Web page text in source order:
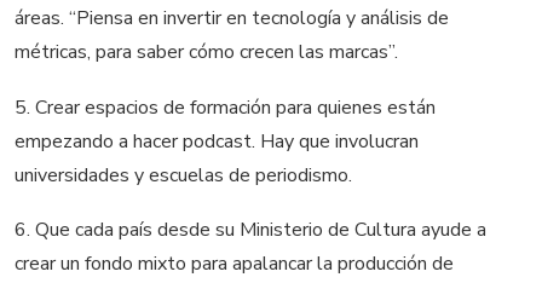
áreas. “Piensa en invertir en tecnología y análisis de
métricas, para saber cómo crecen las marcas”.
5. Crear espacios de formación para quienes están
empezando a hacerpodcast. Hay que involucran
universidades y escuelas de periodismo.
6. Que cada país desde su Ministerio de Cultura ayude a
crear un fondo mixto para apalancar la producción de